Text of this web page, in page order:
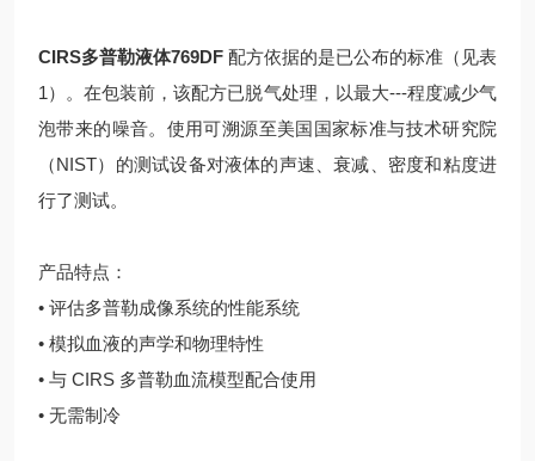
CIRS多普勒液体769DF 配方依据的是已公布的标准（见表
1）。在包装前，该配方已脱气处理，以最大---程度减少气
泡带来的噪音。使用可溯源至美国国家标准与技术研究院
（NIST）的测试设备对液体的声速、衰减、密度和粘度进
行了测试。
产品特点：
• 评估多普勒成像系统的性能系统
• 模拟血液的声学和物理特性
• 与 CIRS 多普勒血流模型配合使用
• 无需制冷